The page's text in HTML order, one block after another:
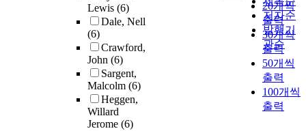
Lewis (6)
Dale, Nell
(6)
Crawford,
John (6)
Sargent,
Malcolm (6)
Heggen,
Willard
Jerome (6)
저자순
발행기
관순
20개씩
출력
30개씩
출력
50개씩
출력
100개씩
출력